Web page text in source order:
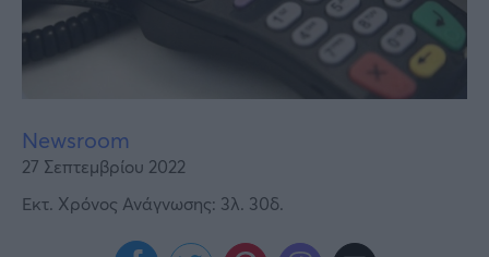
Υγεία
Γυναίκα
Newsroom
27 Σεπτεμβρίου 2022
Εκτ. Χρόνος Ανάγνωσης: 3λ. 30δ.